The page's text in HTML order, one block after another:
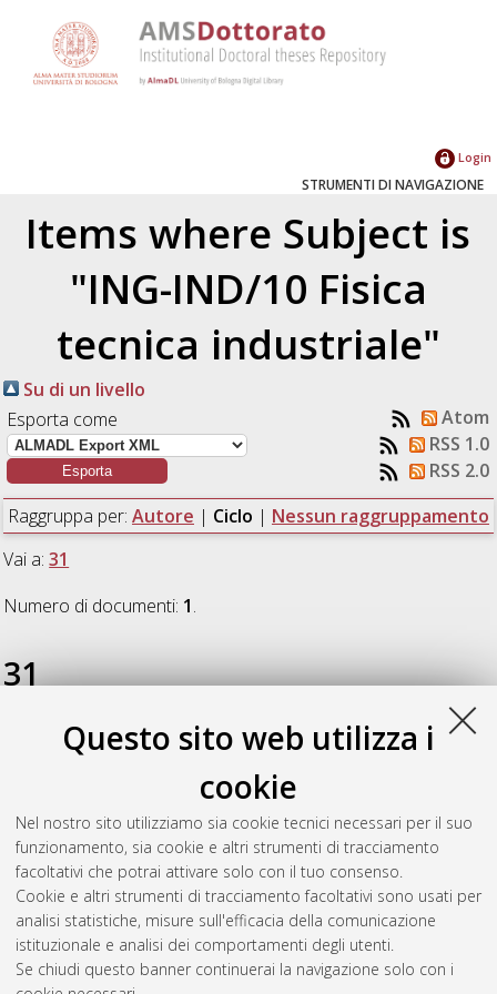
Questo sito web utilizza i
cookie
Nel nostro sito utilizziamo sia cookie tecnici necessari per il suo
funzionamento, sia cookie e altri strumenti di tracciamento
facoltativi che potrai attivare solo con il tuo consenso.
Cookie e altri strumenti di tracciamento facoltativi sono usati per
analisi statistiche, misure sull'efficacia della comunicazione
istituzionale e analisi dei comportamenti degli utenti.
Se chiudi questo banner continuerai la navigazione solo con i
Login
STRUMENTI DI NAVIGAZIONE
Items where Subject is
"ING-IND/10 Fisica
tecnica industriale"
Su di un livello
Esporta come
Atom
RSS 1.0
RSS 2.0
Raggruppa per: Autore | Ciclo | Nessun raggruppamento
Vai a:31
Numero di documenti: 1.
31
Campana, Jean Pierre(2019)ALMABEST: a new whole
building energy simulation Simulink-based tool for NZEB
, [Dissertation thesis], Alma Mater Studiorum Università
di Bologna. Dottorato di ricerca inMeccanica e scienze
avanzate dell'ingegneria, 31 Ciclo. DOI
10.6092/unibo/amsdottorato/8993.
Questa lista e' stata generata il Thu Aug 6 20:34:29 2026